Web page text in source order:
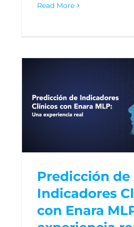
Read More
Predicción de
Indicadores
con Enara